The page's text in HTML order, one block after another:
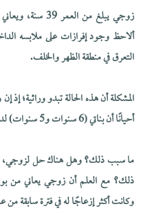
زوجي يبلغ من
ألاحظ وجود إفرازات على ملابسه
التعرق في منطقة الظهر والخلف.
المشكلة أن هذه الحالة تبدو وراثية؛ إذ
أحيانًا أن بناتي (6 سنوات و5 سنوات) لديهما بعض الروائح، ولكن بدرجة خفيفة.
ما سبب ذلك؟ وهل هناك حل لزوجي،
ذلك؟ مع العلم أن زوجي يعاني من
وكانت أكثر إزعاجًا له في فترة سابقة من